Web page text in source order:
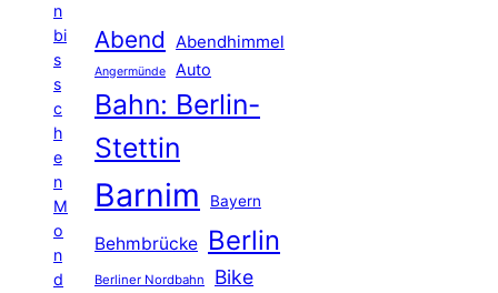
n
bi
s
s
c
h
e
n
M
o
n
d
Abend Abendhimmel
Angermünde Auto
Bahn: Berlin-
Stettin
Barnim Bayern
Behmbrücke Berlin
Berliner Nordbahn Bike